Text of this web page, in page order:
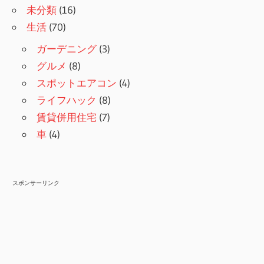
未分類 (16)
生活 (70)
ガーデニング(3)
グルメ (8)
スポットエアコン (4)
ライフハック (8)
賃貸併用住宅 (7)
車 (4)
スポンサーリンク